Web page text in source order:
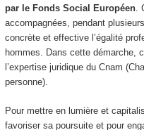
par le Fonds Social Européen.
accompagnées, pendant
concrète et effective l’égalité
hommes. Dans cette démarche,
l’expertise juridique du Cnam
personne).
Pour mettre en lumière et
favoriser sa poursuite et pour